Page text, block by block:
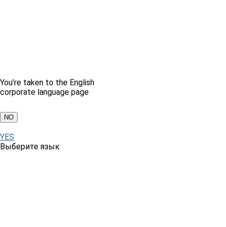
You’re taken to the English
corporate language page
NO
YES
Выберите язык